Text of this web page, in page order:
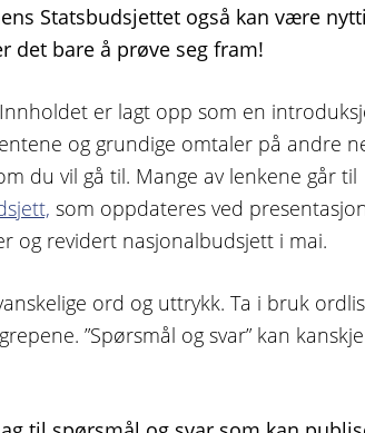
Statsbudsjettet også kan være
det bare å prøve seg fram!
er lagt opp som en
og grundige omtaler på andre
du vil gå til. Mange av lenkene går til
som oppdateres ved
og revidert nasjonalbudsjett i mai.
ord og uttrykk. Ta i bruk
”Spørsmål og svar” kan